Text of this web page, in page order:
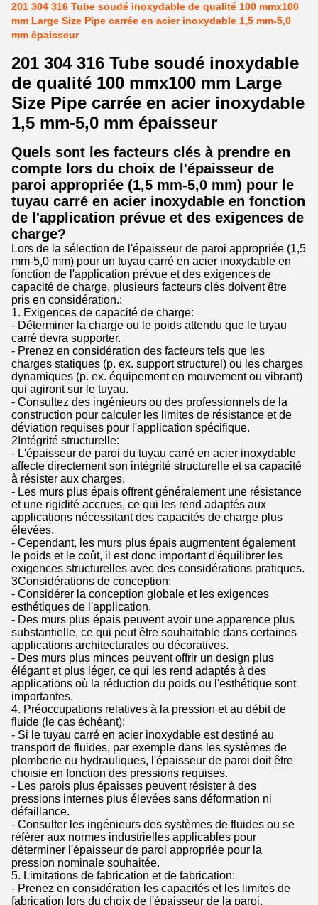
201 304 316 Tube soudé inoxydable de qualité 100 mmx100
mm Large Size Pipe carrée en acier inoxydable 1,5 mm-5,0
mm épaisseur
201 304 316 Tube soudé inoxydable
de qualité 100 mmx100 mm Large
Size Pipe carrée en acier inoxydable
1,5 mm-5,0 mm épaisseur
Quels sont les facteurs clés à prendre en
compte lors du choix de l'épaisseur de
paroi appropriée (1,5 mm-5,0 mm) pour le
tuyau carré en acier inoxydable en fonction
de l'application prévue et des exigences de
charge?
Lors de la sélection de l'épaisseur de paroi appropriée (1,5
mm-5,0 mm) pour un tuyau carré en acier inoxydable en
fonction de l'application prévue et des exigences de
capacité de charge, plusieurs facteurs clés doivent être
pris en considération.:
1. Exigences de capacité de charge:
- Déterminer la charge ou le poids attendu que le tuyau
carré devra supporter.
- Prenez en considération des facteurs tels que les
charges statiques (p. ex. support structurel) ou les charges
dynamiques (p. ex. équipement en mouvement ou vibrant)
qui agiront sur le tuyau.
- Consultez des ingénieurs ou des professionnels de la
construction pour calculer les limites de résistance et de
déviation requises pour l'application spécifique.
2Intégrité structurelle:
- L'épaisseur de paroi du tuyau carré en acier inoxydable
affecte directement son intégrité structurelle et sa capacité
à résister aux charges.
- Les murs plus épais offrent généralement une résistance
et une rigidité accrues, ce qui les rend adaptés aux
applications nécessitant des capacités de charge plus
élevées.
- Cependant, les murs plus épais augmentent également
le poids et le coût, il est donc important d'équilibrer les
exigences structurelles avec des considérations pratiques.
3Considérations de conception:
- Considérer la conception globale et les exigences
esthétiques de l'application.
- Des murs plus épais peuvent avoir une apparence plus
substantielle, ce qui peut être souhaitable dans certaines
applications architecturales ou décoratives.
- Des murs plus minces peuvent offrir un design plus
élégant et plus léger, ce qui les rend adaptés à des
applications où la réduction du poids ou l'esthétique sont
importantes.
4. Préoccupations relatives à la pression et au débit de
fluide (le cas échéant):
- Si le tuyau carré en acier inoxydable est destiné au
transport de fluides, par exemple dans les systèmes de
plomberie ou hydrauliques, l'épaisseur de paroi doit être
choisie en fonction des pressions requises.
- Les parois plus épaisses peuvent résister à des
pressions internes plus élevées sans déformation ni
défaillance.
- Consulter les ingénieurs des systèmes de fluides ou se
référer aux normes industrielles applicables pour
déterminer l'épaisseur de paroi appropriée pour la
pression nominale souhaitée.
5. Limitations de fabrication et de fabrication:
- Prenez en considération les capacités et les limites de
fabrication lors du choix de l'épaisseur de la paroi.